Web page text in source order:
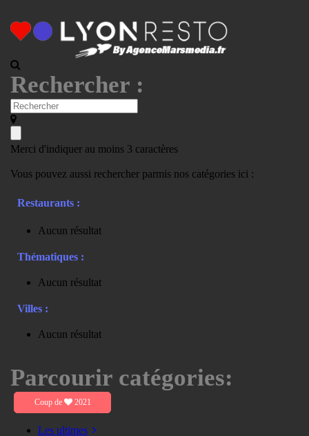
Rechercher :
Merci d'indiquer au moins 3 caractères
Vous pouvez aussi rechercher parmis nos catégories ici :
Restaurants :
Aucun résultat
Thématiques :
Aucun résultat
Villes :
Aucun résultat
Parcourir catégories:
Coup de 2021
Les ultimes